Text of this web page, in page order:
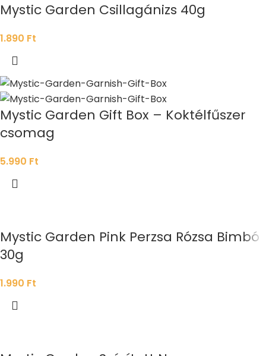
Mystic Garden Csillagánizs 40g
1.890 Ft
Mystic Garden Gift Box – Koktélfűszer
csomag
5.990 Ft
Mystic Garden Pink Perzsa Rózsa Bimbó
30g
1.990 Ft